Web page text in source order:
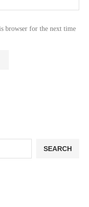
browser for the next time
SEARCH